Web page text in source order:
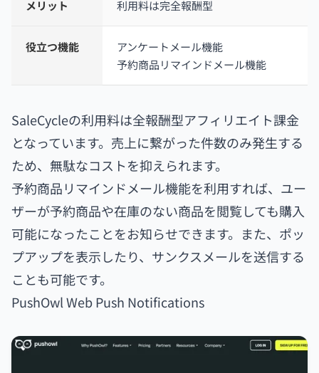
メリット 利用料は完全報酬型
役立つ機能
アンケートメール機能
予約商品リマインドメール機能
SaleCycleの利用料は全報酬型アフィリエイト課金
となっています。売上に繋がった件数のみ発生する
ため、無駄なコストを抑えられます。
予約商品リマインドメール機能を利用すれば、ユー
ザーが予約商品や在庫のない商品を閲覧しても購入
可能になったことをお知らせできます。また、ポッ
プアップを表示したり、サンクスメールを送信する
ことも可能です。
PushOwl Web Push Notifications